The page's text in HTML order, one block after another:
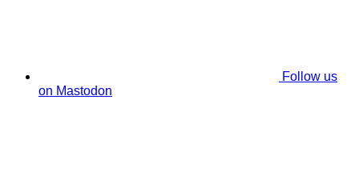
Follow us
on Mastodon